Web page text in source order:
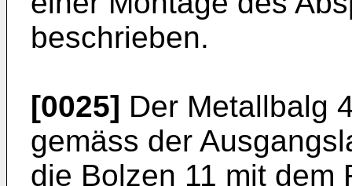
beschrieben.
[0025] Der Metallbalg
gemäss der
die Bolzen 11 mit dem